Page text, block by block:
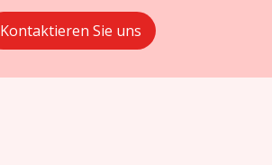
Kontaktieren Sie uns